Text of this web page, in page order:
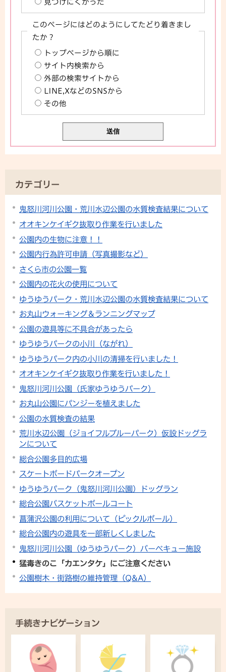
見つけにくかった
このページにはどのようにしてたどり着きまし
たか？
トップページから順に
サイト内検索から
外部の検索サイトから
LINE,XなどのSNSから
その他
カテゴリー
鬼怒川河川公園・荒川水辺公園の水質検査結果について
オオキンケイギク抜取り作業を行いました
公園内の生物に注意！！
公園内行為許可申請（写真撮影など）
さくら市の公園一覧
公園内の花火の使用について
ゆうゆうパーク・荒川水辺公園の水質検査結果について
お丸山ウォーキング＆ランニングマップ
公園の遊具等に不具合があったら
ゆうゆうパークの小川（ながれ）
ゆうゆうパーク内の小川の清掃を行いました！
オオキンケイギク抜取り作業を行いました！
鬼怒川河川公園（氏家ゆうゆうパーク）
お丸山公園にパンジーを植えました
公園の水質検査の結果
荒川水辺公園（ジョイフルブルーパーク）仮設ドッグラ
ンについて
総合公園多目的広場
スケートボードパークオープン
ゆうゆうパーク（鬼怒川河川公園）ドッグラン
総合公園バスケットボールコート
菖蒲沢公園の利用について（ピックルボール）
総合公園内の遊具を一部新しくしました
鬼怒川河川公園（ゆうゆうパーク）バーベキュー施設
猛毒きのこ「カエンタケ」にご注意ください
公園樹木・街路樹の維持管理（Q&A）
手続きナビゲーション